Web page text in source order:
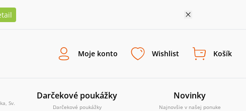
Moje konto Wishlist Košík
Sv.
Darčekové poukážky
Darčekové poukážky
Novinky
Najnovšie v našej ponuke